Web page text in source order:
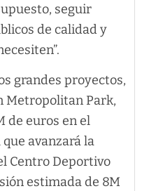
seguir
de calidad y
grandes proyectos,
Metropolitan Park,
de euros en el
avanzará la
Centro Deportivo
estimada de 8M